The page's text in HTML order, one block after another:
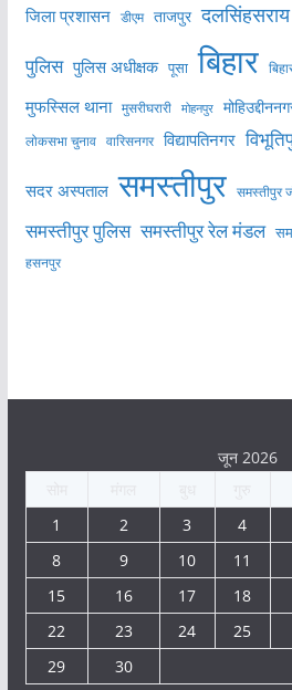
जिला प्रशासन डीएम ताजपुर दलसिंहसराय
पुलिस पुलिस अधीक्षक पूसा बिहार
मुफस्सिल थाना मुसरीघरारी मोहनपुर
लोकसभा चुनाव वारिसनगर विद्यापतिनगर
सदर अस्पताल समस्तीपुर समस्तीपुर
समस्तीपुर पुलिस समस्तीपुर रेल मंडल
हसनपुर
जून 2026
1
2 3 4
8
9 10 11
15
16 17 18
22
23 24 25
29
30